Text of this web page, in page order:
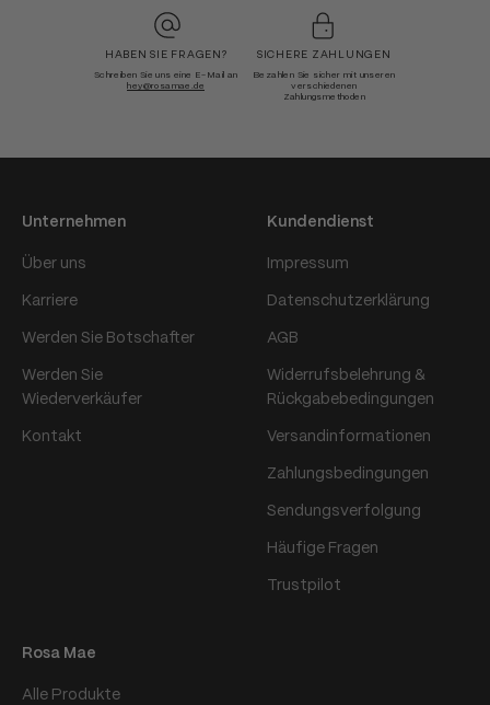
HABEN SIE FRAGEN?
Schreiben Sie uns eine E-Mail an
hey@rosamae.de
SICHERE ZAHLUNGEN
Bezahlen Sie sicher mit unseren
verschiedenen
Zahlungsmethoden
Unternehmen
Über uns
Karriere
Werden Sie Botschafter
Werden Sie
Wiederverkäufer
Kontakt
Kundendienst
Impressum
Datenschutzerklärung
AGB
Widerrufsbelehrung &
Rückgabebedingungen
Versandinformationen
Zahlungsbedingungen
Sendungsverfolgung
Häufige Fragen
Trustpilot
Rosa Mae
Alle Produkte